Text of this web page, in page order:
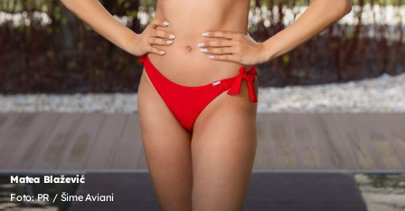
Matea Blažević
Foto: PR / Šime Aviani